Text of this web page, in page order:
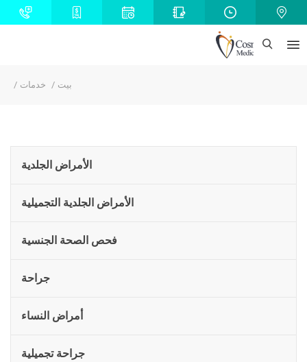
بيت خدمات
الأمراض الجلدية
الأمراض الجلدية التجميلية
فحص الصحة الجنسية
جراحة
أمراض النساء
جراحة تجميلية